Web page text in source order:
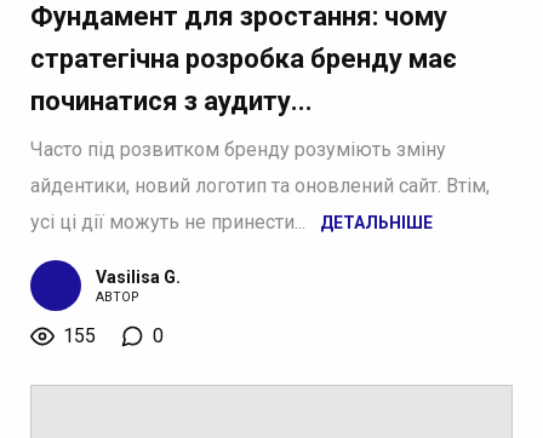
Фундамент для зростання: чому
стратегічна розробка бренду має
починатися з аудиту...
Часто під розвитком бренду розуміють зміну
айдентики, новий логотип та оновлений сайт. Втім,
усі ці дії можуть не принести...
ДЕТАЛЬНІШЕ
Vasilisa G.
АВТОР
155 0